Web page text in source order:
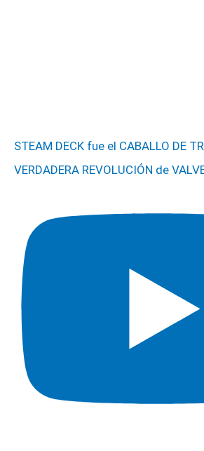
STEAM DECK fue el CABALLO DE
VERDADERA REVOLUCIÓN de